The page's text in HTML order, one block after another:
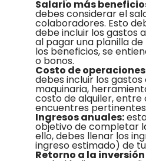
Salario más
debes considerar el
colaboradores. Esto
debe incluir los gastos
al pagar una planilla
los beneficios, se
o bonos.
Costo de
debes incluir los
maquinaria,
costo de alquiler, entre
encuentres
Ingresos anuales:
objetivo de completar
ello, debes llenar los
ingreso estimado) de
Retorno a la inversión